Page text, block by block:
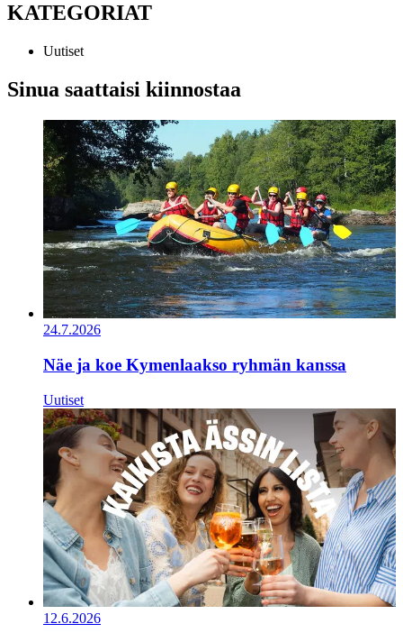
KATEGORIAT
Uutiset
Sinua saattaisi kiinnostaa
24.7.2026
Näe ja koe Kymenlaakso ryhmän kanssa
Uutiset
12.6.2026